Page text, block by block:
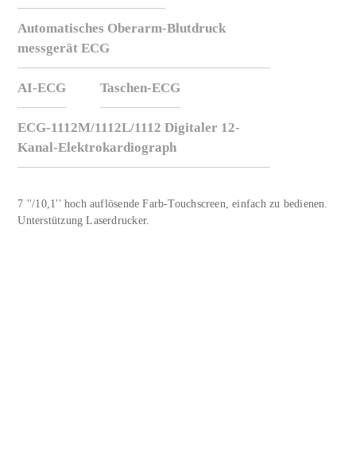
Automatisches Oberarm-Blutdruck
messgerät ECG
AI-ECG Taschen-ECG
ECG-1112M/1112L/1112 Digitaler 12-
Kanal-Elektrokardiograph
7 ''/10,1'' hoch auflösende Farb-Touchscreen, einfach zu bedienen.
Unterstützung Laserdrucker.